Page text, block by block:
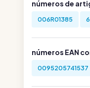
números de
006R01385
números EAN
0095205741537